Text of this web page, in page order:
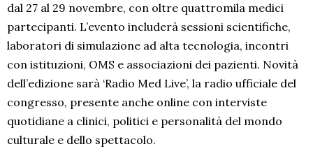
dal 27 al 29 novembre, con oltre quattromila medici
partecipanti. L’evento includerà sessioni scientifiche,
laboratori di simulazione ad alta tecnologia, incontri
con istituzioni, OMS e associazioni dei pazienti. Novità
dell’edizione sarà ‘Radio Med Live’, la radio ufficiale del
congresso, presente anche online con interviste
quotidiane a clinici, politici e personalità del mondo
culturale e dello spettacolo.